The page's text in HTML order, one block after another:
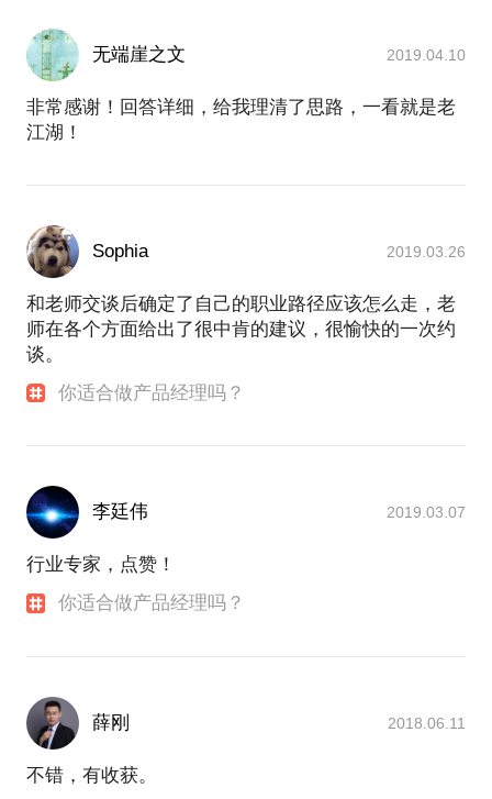
无端崖之文 2019.04.10
非常感谢！回答详细，给我理清了思路，一看就是老
江湖！
Sophia 2019.03.26
和老师交谈后确定了自己的职业路径应该怎么走，老
师在各个方面给出了很中肯的建议，很愉快的一次约
谈。
你适合做产品经理吗？
李廷伟 2019.03.07
行业专家，点赞！
你适合做产品经理吗？
薛刚 2018.06.11
不错，有收获。